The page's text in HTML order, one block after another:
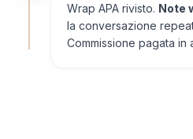
Wrap APA rivisto. Note
la conversazione
Commissione pagata in